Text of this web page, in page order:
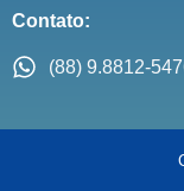
Contato:
(88) 9.8812-